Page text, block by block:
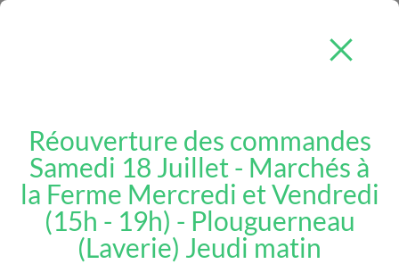
Courge
Épinards(1)
Fenouil(2)
Réouverture des commandes
Samedi 18 Juillet - Marchés à
la Ferme Mercredi et Vendredi
(15h - 19h) - Plouguerneau
(Laverie) Jeudi matin